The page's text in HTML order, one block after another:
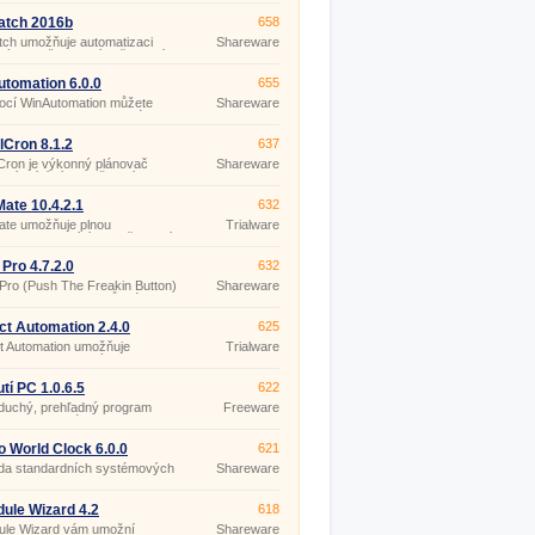
které provedení
události zabrání nebo
2016b
umožňuje automatizaci
každodenních činností,
aplikací, zálohování a
souborů, údržba počítače,
webových formulářů,
658
Shareware
6.0.0
WinAutomation můžete
automatizovat libovolné,
FTP přenosy, připojení k
a spuštění dotazu, import
dat z Excelu, odesílání
655
Shareware
8.1.2
je výkonný plánovač
více možností a
který je součástí
637
Shareware
10.4.2.1
umožňuje plnou
opakujících se činností.
632
Trialware
Pro 4.7.2.0
(Push The Freakin Button)
automatizovat různé,
632
Shareware
Automation 2.4.0
Automation umožňuje
jednoduchých i
programování.
625
Trialware
PC 1.0.6.5
prehľadný program
automatické vypnutie PC,
odpočítavania.
622
Freeware
World Clock 6.0.0
standardních systémových
621
Shareware
Wizard 4.2
Wizard vám umožní
618
Shareware